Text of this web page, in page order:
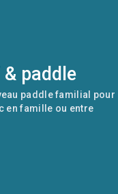
paddle
paddle familial pour
en famille ou entre